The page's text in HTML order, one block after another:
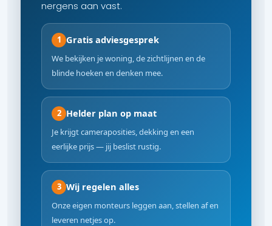
nergens aan vast.
1 Gratis adviesgesprek
We bekijken je woning, de zichtlijnen en de
blinde hoeken en denken mee.
2 Helder plan op maat
Je krijgt cameraposities, dekking en een
eerlijke prijs — jij beslist rustig.
3 Wij regelen alles
Onze eigen monteurs leggen aan, stellen af en
leveren netjes op.